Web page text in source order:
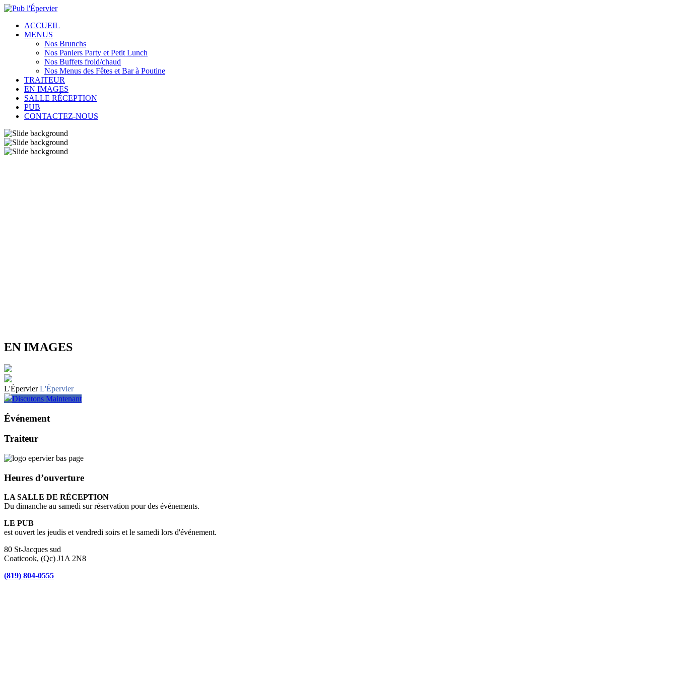
ACCUEIL
MENUS
Nos Brunchs
Nos Paniers Party et Petit Lunch
Nos Buffets froid/chaud
Nos Menus des Fêtes et Bar à Poutine
TRAITEUR
EN IMAGES
SALLE RÉCEPTION
PUB
CONTACTEZ-NOUS
EN IMAGES
L'Épervier L'Épervier
Discutons Maintenant
Événement
Traiteur
Heures d’ouverture
LA SALLE DE RÉCEPTION
Du dimanche au samedi sur réservation pour des événements.
LE PUB
est ouvert les jeudis et vendredi soirs et le samedi lors d'événement.
80 St-Jacques sud
Coaticook, (Qc) J1A 2N8
(819) 804-0555